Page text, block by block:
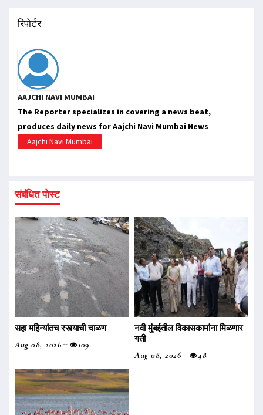
रिपोर्टर
AAJCHI NAVI MUMBAI
The Reporter specializes in covering a news beat,
produces daily news for Aajchi Navi Mumbai News
Aajchi Navi Mumbai
संबंधित पोस्ट
सहा महिन्यांतच रस्त्याची चाळण
Aug 08, 2026
109
नवी मुंबईतील विकासकामांना मिळणार
गती
Aug 08, 2026
48